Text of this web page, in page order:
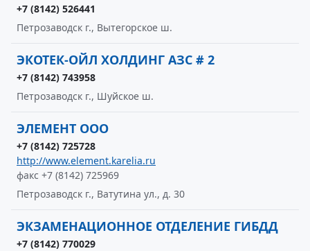
+7 (8142) 526441
Петрозаводск г., Вытегорское ш.
ЭКОТЕК-ОЙЛ ХОЛДИНГ АЗС # 2
+7 (8142) 743958
Петрозаводск г., Шуйское ш.
ЭЛЕМЕНТ ООО
+7 (8142) 725728
http://www.element.karelia.ru
факс +7 (8142) 725969
Петрозаводск г., Ватутина ул., д. 30
ЭКЗАМЕНАЦИОННОЕ ОТДЕЛЕНИЕ ГИБДД
+7 (8142) 770029